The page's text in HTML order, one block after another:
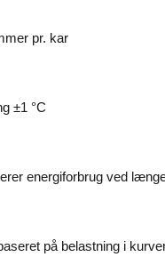
pr. kar
±1 °C
energiforbrug ved
på belastning i